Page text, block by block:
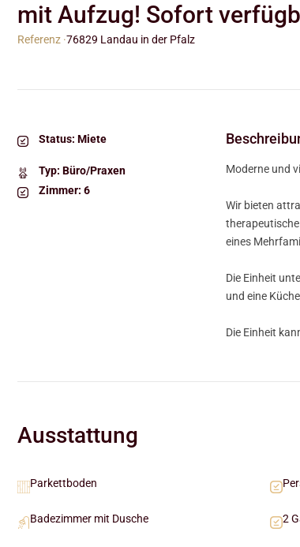
mit Aufzug! Sofort
Referenz ·76829 Landau in der Pfalz
Status: Miete
Typ: Büro/Praxen
Zimmer: 6
Moderne und
Wir bieten
eines
Die Einheit
und eine
Die Einheit
Ausstattung
Parkettboden
Badezimmer mit Dusche 2